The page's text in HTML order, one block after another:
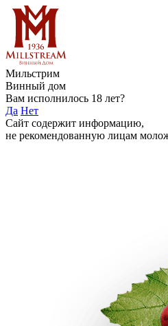
Мильстрим
Винный дом
Вам исполнилось 18 лет?
Да Нет
Сайт содержит информацию,
не рекомендованную лицам